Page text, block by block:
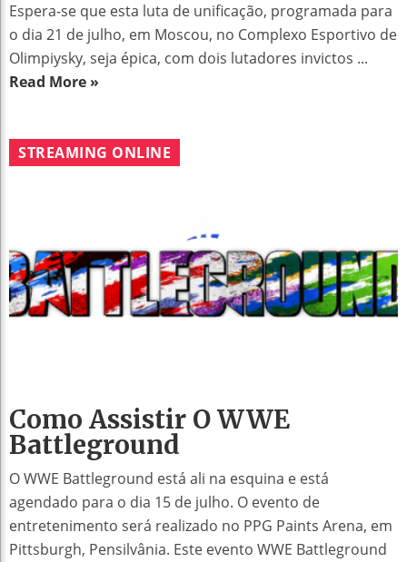
Espera-se que esta luta de unificação, programada para
o dia 21 de julho, em Moscou, no Complexo Esportivo de
Olimpiysky, seja épica, com dois lutadores invictos ...
Read More »
STREAMING ONLINE
Como Assistir O WWE
Battleground
O WWE Battleground está ali na esquina e está
agendado para o dia 15 de julho. O evento de
entretenimento será realizado no PPG Paints Arena, em
Pittsburgh, Pensilvânia. Este evento WWE Battleground